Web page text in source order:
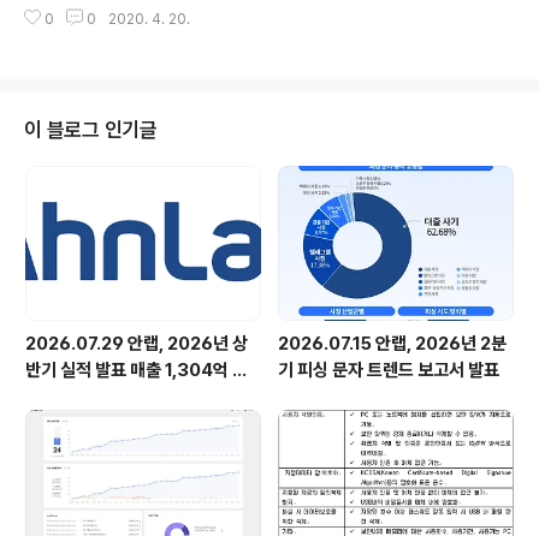
조)’를 개시했다고 발표했다..
안랩(대표 권치중, www.ahnlab.com)은 윈도우 및 리눅
기졸업자 대상으로 총 20명을 채용하며, 전공 및 학력 등
각종 자격기준 제한 없이 지원 가능하다. 또한 자기소개서
및 공인어학점수 등을 받지 않으며, 대신 과거 경험 및 학업
을 통해 지원 업무에 필요한 직무지식을 갖추고 있는지를
평가하기 위한 ‘과제수행 결과’와 ‘입사지원서’를..
0 0 2020. 4. 20.
이 블로그 인기글
2026.07.29 안랩, 2026년 상
반기 실적 발표 매출 1,304억 원,
2026.07.15 안랩, 2026년 2분
기 피싱 문자 트렌드 보고서 발표